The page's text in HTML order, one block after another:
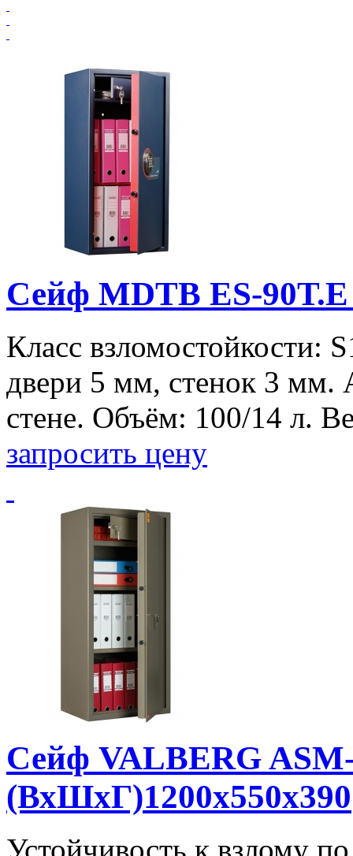
Сейф MDTB ES-
Класс взломостойкости:
двери 5 мм, стенок 3 мм.
стене. Объём: 100/14 л.
запросить цену
Сейф VALBERG
(ВхШхГ)1200x550x390
Устойчивость к взлому